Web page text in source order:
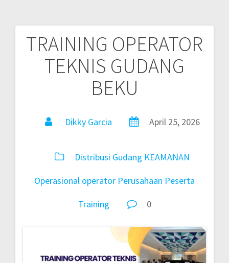
TRAINING OPERATOR
TEKNIS GUDANG
BEKU
Dikky Garcia April 25, 2026
Distribusi Gudang KEAMANAN
Operasional operator Perusahaan Peserta
Training
0